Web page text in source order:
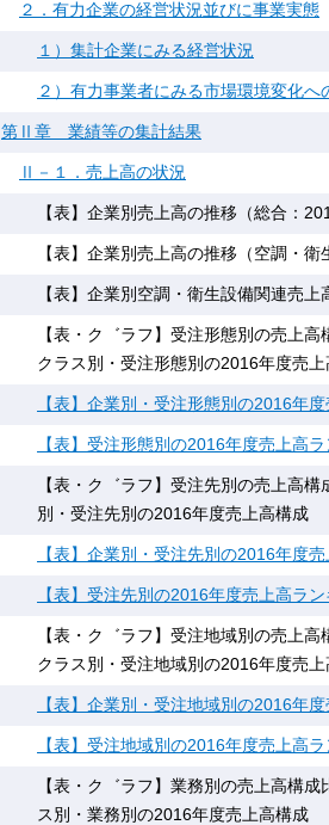
２．有力企業の経営状況並びに事業実態
１）集計企業にみる経営状況
２）有力事業者にみる市場環境変化へ
第Ⅱ章 業績等の集計結果
Ⅱ－１．売上高の状況
【表】企業別売上高の推移（総合：
【表】企業別売上高の推移（空調・
【表】企業別空調・衛生設備関連売
【表・ク゛ラフ】受注形態別の売上
クラス別・受注形態別の2016年度売上
【表】企業別・受注形態別の2016年度
【表】受注形態別の2016年度売上高
【表・ク゛ラフ】受注先別の売上高
別・受注先別の2016年度売上高構成
【表】企業別・受注先別の2016年度売
【表】受注先別の2016年度売上高ラ
【表・ク゛ラフ】受注地域別の売上
クラス別・受注地域別の2016年度売
【表】企業別・受注地域別の2016年度
【表】受注地域別の2016年度売上高
【表・ク゛ラフ】業務別の売上高構
ス別・業務別の2016年度売上高構成